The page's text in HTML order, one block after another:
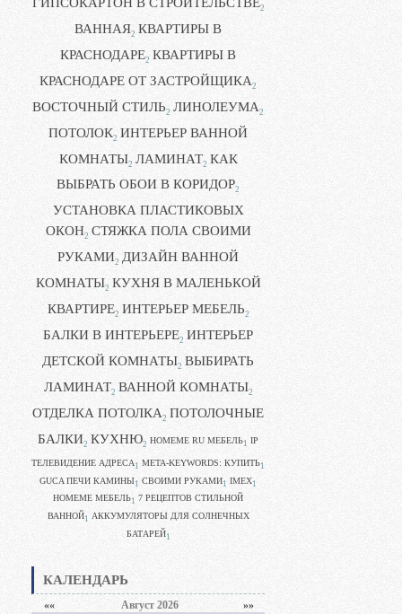
2
ВАННАЯ2 КВАРТИРЫ В
КРАСНОДАРЕ2 КВАРТИРЫ В
КРАСНОДАРЕ ОТ ЗАСТРОЙЩИКА2
ВОСТОЧНЫЙ СТИЛЬ2 ЛИНОЛЕУМА2
ПОТОЛОК2 ИНТЕРЬЕР ВАННОЙ
КОМНАТЫ2 ЛАМИНАТ2 КАК
ВЫБРАТЬ ОБОИ В КОРИДОР2
УСТАНОВКА ПЛАСТИКОВЫХ
ОКОН2 СТЯЖКА ПОЛА СВОИМИ
РУКАМИ2 ДИЗАЙН ВАННОЙ
КОМНАТЫ2 КУХНЯ В МАЛЕНЬКОЙ
КВАРТИРЕ2 ИНТЕРЬЕР МЕБЕЛЬ2
БАЛКИ В ИНТЕРЬЕРЕ2 ИНТЕРЬЕР
ДЕТСКОЙ КОМНАТЫ2 ВЫБИРАТЬ
ЛАМИНАТ2 ВАННОЙ КОМНАТЫ2
ОТДЕЛКА ПОТОЛКА2 ПОТОЛОЧНЫЕ
БАЛКИ2 КУХНЮ2 HOMEME RU МЕБЕЛЬ1 IP
ТЕЛЕВИДЕНИЕ АДРЕСА 1 META-KEYWORDS: КУПИТЬ1
GUCA ПЕЧИ КАМИНЫ1 CВОИМИ РУКАМИ1 IMEX1
HOMEME МЕБЕЛЬ1 7 РЕЦЕПТОВ СТИЛЬНОЙ
ВАННОЙ1 АККУМУЛЯТОРЫ ДЛЯ СОЛНЕЧНЫХ
БАТАРЕЙ1
КАЛЕНДАРЬ
«« Август 2026 »»